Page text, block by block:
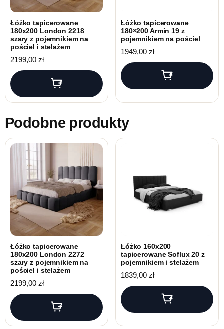
Łóżko tapicerowane
180x200 London 2218
szary z pojemnikiem na
pościel i stelażem
2199,00 zł
Łóżko tapicerowane
180×200 Armin 19 z
pojemnikiem na pościel
1949,00 zł
Podobne produkty
Łóżko tapicerowane
180x200 London 2272
szary z pojemnikiem na
pościel i stelażem
2199,00 zł
Łóżko 160x200
tapicerowane Soflux 20 z
pojemnikiem i stelażem
1839,00 zł